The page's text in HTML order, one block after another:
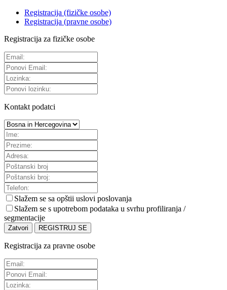
Registracija (fizičke osobe)
Registracija (pravne osobe)
Registracija za fizičke osobe
Kontakt podatci
Slažem se sa opštii uslovi poslovanja
Slažem se s upotrebom podataka u svrhu profiliranja /
segmentacije
Zatvori REGISTRUJ SE
Registracija za pravne osobe